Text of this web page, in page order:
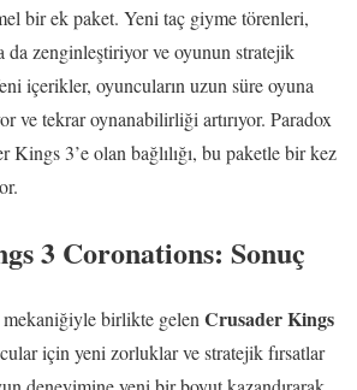
bir ek paket. Yeni taç giyme törenleri,
da zenginleştiriyor ve oyunun stratejik
içerikler, oyuncuların uzun süre oyuna
ve tekrar oynanabilirliği artırıyor. Paradox
Kings 3’e olan bağlılığı, bu paketle bir kez
3 Coronations: Sonuç
birlikte gelen Crusader Kings
için yeni zorluklar ve stratejik fırsatlar